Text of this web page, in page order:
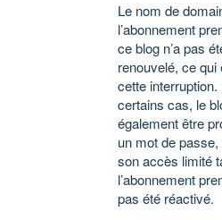
Le nom de
l’abonnement
ce blog n’a pas
renouvelé, ce qui
cette interruption.
certains cas, le
également être
un mot de
son accès limité
l’abonnement
pas été réactivé.